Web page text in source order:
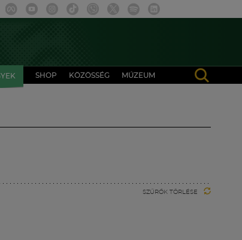
SHOP KÖZÖSSÉG MÚZEUM
SZŰRŐK TÖRLÉSE